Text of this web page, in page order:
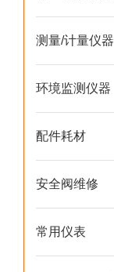
测量/计量仪器
环境监测仪器
配件耗材
安全阀维修
常用仪表